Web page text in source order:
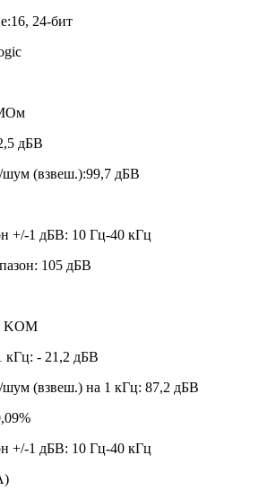
24-бит
дБВ
(взвеш.):99,7 дБВ
+/-1 дБВ: 10 Гц-40 кГц
105 дБВ
KОМ
кГц: - 21,2 дБВ
(взвеш.) на 1 кГц: 87,2 дБВ
+/-1 дБВ: 10 Гц-40 кГц